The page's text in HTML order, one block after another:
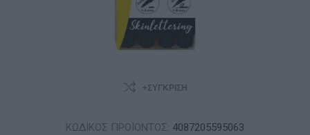
+ΣΎΓΚΡΙΣΗ
ΚΩΔΙΚΟΣ ΠΡΟΪΟΝΤΟΣ: 4087205595063